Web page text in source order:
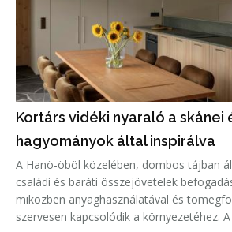
Kortárs vidéki nyaraló a skånei
hagyományok által inspirálva
A Hanö-öböl közelében, dombos tájban
családi és baráti összejövetelek
miközben anyaghasználatával és
szervesen kapcsolódik a környezetéhez.